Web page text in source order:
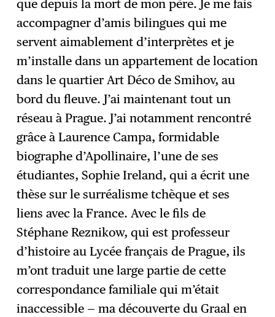
que depuis la mort de mon père. Je me fais
accompagner d’amis bilingues qui me
servent aimablement d’interprètes et je
m’installe dans un appartement de location
dans le quartier Art Déco de Smihov, au
bord du fleuve. J’ai maintenant tout un
réseau à Prague. J’ai notamment rencontré
grâce à Laurence Campa, formidable
biographe d’Apollinaire, l’une de ses
étudiantes, Sophie Ireland, qui a écrit une
thèse sur le surréalisme tchèque et ses
liens avec la France. Avec le fils de
Stéphane Reznikow, qui est professeur
d’histoire au Lycée français de Prague, ils
m’ont traduit une large partie de cette
correspondance familiale qui m’était
inaccessible — ma découverte du Graal en